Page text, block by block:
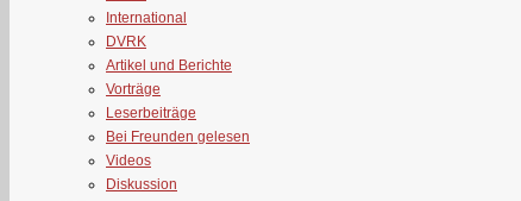
International
DVRK
Artikel und Berichte
Vorträge
Leserbeiträge
Bei Freunden gelesen
Videos
Diskussion